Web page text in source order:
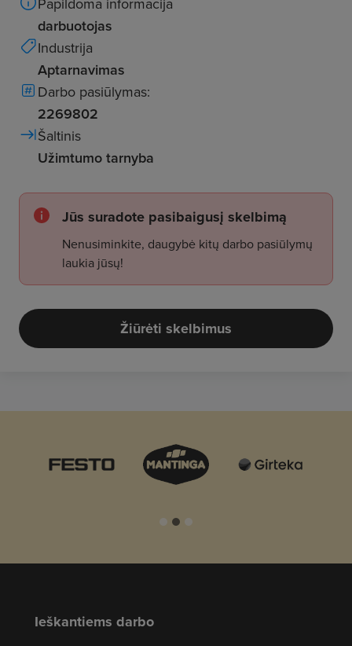
darbuotojas
Industrija
Aptarnavimas
Darbo pasiūlymas:
2269802
Šaltinis
Užimtumo tarnyba
Jūs suradote pasibaigusį skelbimą
Nenusiminkite, daugybė kitų darbo pasiūlymų
laukia jūsų!
Žiūrėti skelbimus
Ieškantiems darbo